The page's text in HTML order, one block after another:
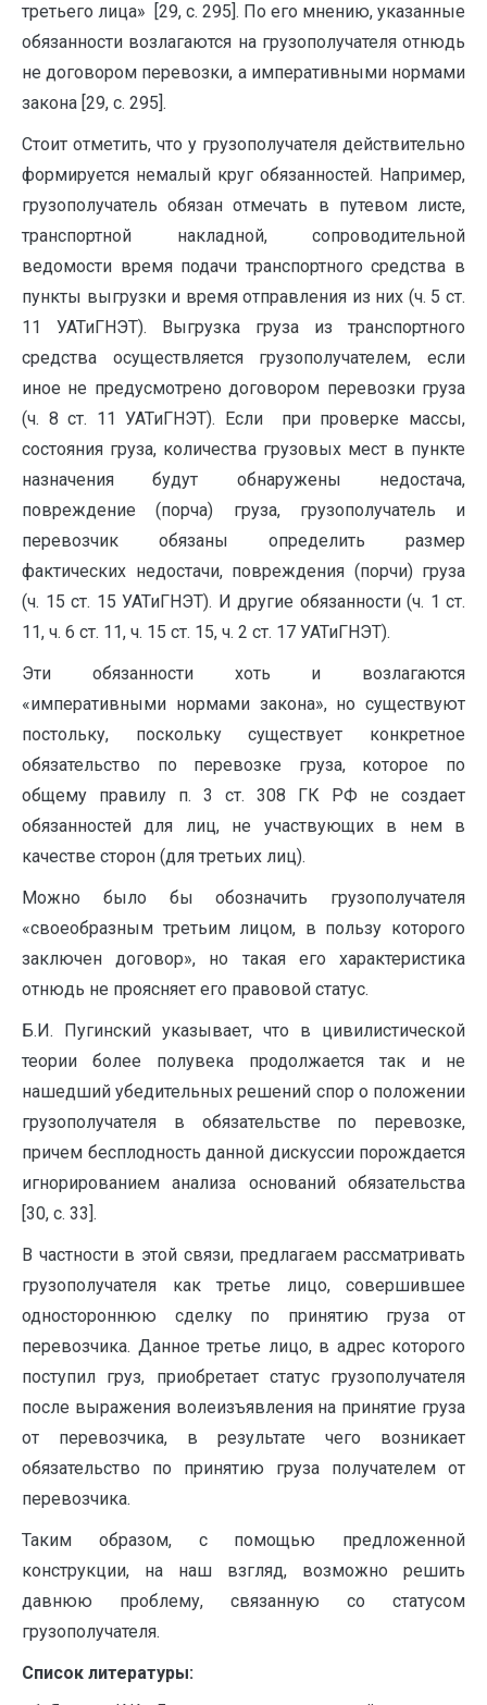
третьего лица» [29, с. 295]. По его мнению, указанные
обязанности возлагаются на грузополучателя отнюдь
не договором перевозки, а императивными нормами
закона [29, с. 295].
Стоит отметить, что у грузополучателя действительно
формируется немалый круг обязанностей. Например,
грузополучатель обязан отмечать в путевом листе,
транспортной накладной, сопроводительной
ведомости время подачи транспортного средства в
пункты выгрузки и время отправления из них (ч. 5 ст.
11 УАТиГНЭТ). Выгрузка груза из транспортного
средства осуществляется грузополучателем, если
иное не предусмотрено договором перевозки груза
(ч. 8 ст. 11 УАТиГНЭТ). Если при проверке массы,
состояния груза, количества грузовых мест в пункте
назначения будут обнаружены недостача,
повреждение (порча) груза, грузополучатель и
перевозчик обязаны определить размер
фактических недостачи, повреждения (порчи) груза
(ч. 15 ст. 15 УАТиГНЭТ). И другие обязанности (ч. 1 ст.
11, ч. 6 ст. 11, ч. 15 ст. 15, ч. 2 ст. 17 УАТиГНЭТ).
Эти обязанности хоть и возлагаются
«императивными нормами закона», но существуют
постольку, поскольку существует конкретное
обязательство по перевозке груза, которое по
общему правилу п. 3 ст. 308 ГК РФ не создает
обязанностей для лиц, не участвующих в нем в
качестве сторон (для третьих лиц).
Можно было бы обозначить грузополучателя
«своеобразным третьим лицом, в пользу которого
заключен договор», но такая его характеристика
отнюдь не проясняет его правовой статус.
Б.И. Пугинский указывает, что в цивилистической
теории более полувека продолжается так и не
нашедший убедительных решений спор о положении
грузополучателя в обязательстве по перевозке,
причем бесплодность данной дискуссии порождается
игнорированием анализа оснований обязательства
[30, с. 33].
В частности в этой связи, предлагаем рассматривать
грузополучателя как третье лицо, совершившее
одностороннюю сделку по принятию груза от
перевозчика. Данное третье лицо, в адрес которого
поступил груз, приобретает статус грузополучателя
после выражения волеизъявления на принятие груза
от перевозчика, в результате чего возникает
обязательство по принятию груза получателем от
перевозчика.
Таким образом, с помощью предложенной
конструкции, на наш взгляд, возможно решить
давнюю проблему, связанную со статусом
грузополучателя.
Список литературы: